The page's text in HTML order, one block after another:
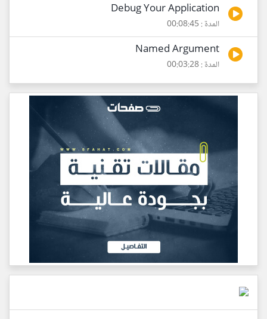
Debug Your Application
المدة : 00:08:45
Named Argument
المدة : 00:03:28